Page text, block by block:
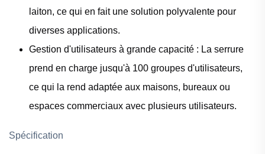
laiton, ce qui en fait une solution polyvalente pour
diverses applications.
Gestion d'utilisateurs à grande capacité : La serrure
prend en charge jusqu'à 100 groupes d'utilisateurs,
ce qui la rend adaptée aux maisons, bureaux ou
espaces commerciaux avec plusieurs utilisateurs.
Spécification